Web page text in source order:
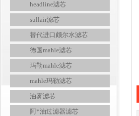
headline滤芯
sullair滤芯
替代进口颇尔水滤芯
德国mahle滤芯
玛勒mahle滤芯
mahle玛勒滤芯
油雾滤芯
阿*油过滤器滤芯